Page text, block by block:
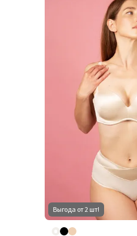
Выгода от 2 шт!